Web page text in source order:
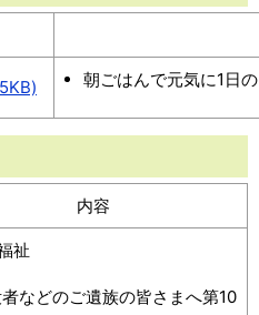
朝ごはんで元気に1日
内容
祉
などのご遺族の皆さまへ第10